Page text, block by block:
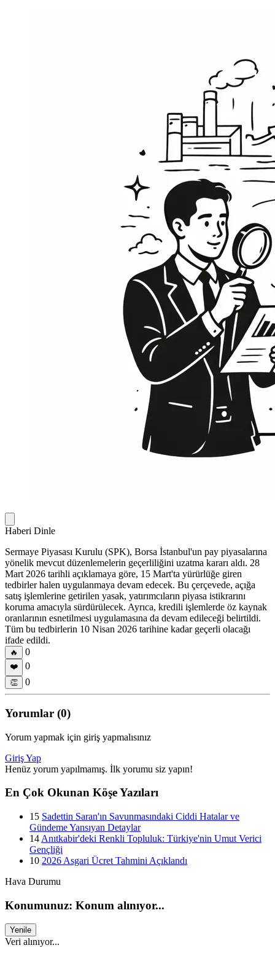
Haberi Dinle
Sermaye Piyasası Kurulu (SPK), Borsa İstanbul'un pay piyasalarına
yönelik mevcut düzenlemelerin geçerliliğini uzatma kararı aldı. 28
Mart 2026 tarihli açıklamaya göre, 15 Mart'ta yürürlüğe giren
tedbirler halen uygulanmaya devam edecek. Bu çerçevede, açığa
satış işlemlerine getirilen yasak, yatırımcıların piyasa istikrarını
koruma amacıyla sürdürülecek. Ayrıca, kredili işlemlerde öz kaynak
oranlarının esnetilmesi uygulamasına da devam edileceği belirtildi.
Tüm bu tedbirlerin 10 Nisan 2026 tarihine kadar geçerli olacağı
ifade edildi.
🔥 0
❤️ 0
👏 0
Yorumlar (0)
Yorum yapmak için giriş yapmalısınız
Giriş Yap
Henüz yorum yapılmamış. İlk yorumu siz yapın!
En Çok Okunan Köşe Yazıları
15 Sadettin Saran'ın Savunmasındaki Ciddi Hatalar ve
Gündeme Yansıyan Detaylar
14 Anıtkabir'deki Renkli Topluluk: Türkiye'nin Umut Verici
Gençliği
10 2026 Asgari Ücret Tahmini Açıklandı
Hava Durumu
Konumunuz: Konum alınıyor...
Yenile
Veri alınıyor...